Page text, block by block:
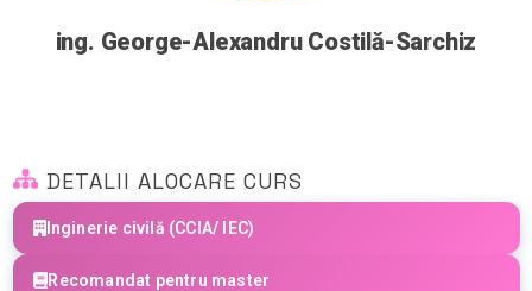
ing. George-Alexandru Costilă-Sarchiz
DETALII ALOCARE CURS
Inginerie civilă (CCIA/ IEC)
Recomandat pentru master